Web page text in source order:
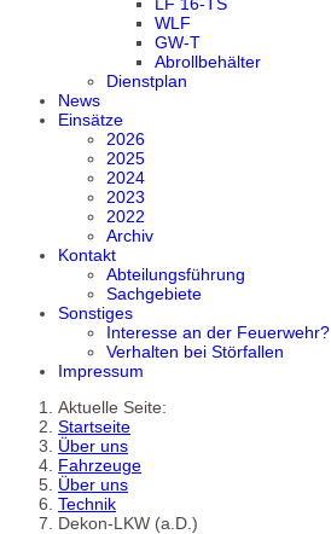
WLF
GW-T
Abrollbehälter
Dienstplan
News
Einsätze
2026
2025
2024
2023
2022
Archiv
Kontakt
Abteilungsführung
Sachgebiete
Sonstiges
Interesse an der Feuerwehr?
Verhalten bei Störfallen
Impressum
Aktuelle Seite:
Startseite
Über uns
Fahrzeuge
Über uns
Technik
Dekon-LKW (a.D.)